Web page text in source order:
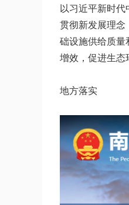
以习近平新时
贯彻新发展理
础设施供给质
增效，促进生态
地方落实